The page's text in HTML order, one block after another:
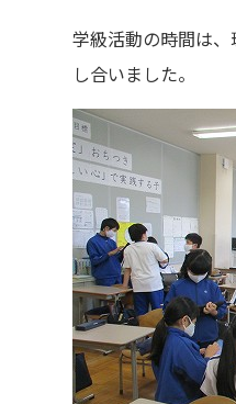
学級活動の時間は
し合いました。